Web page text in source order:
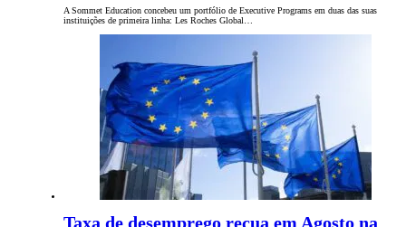
A Sommet Education concebeu um portfólio de Executive Programs em duas das suas
instituições de primeira linha: Les Roches Global…
Taxa de desemprego recua em Agosto na